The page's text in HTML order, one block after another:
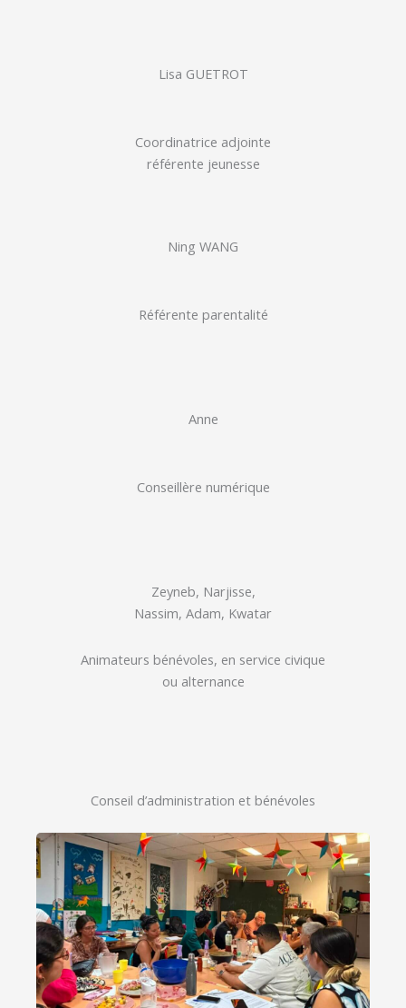
Lisa GUETROT
Coordinatrice adjointe
référente jeunesse
Ning WANG
Référente parentalité
Anne
Conseillère numérique
Zeyneb, Narjisse,
Nassim, Adam, Kwatar
Animateurs bénévoles, en service civique
ou alternance
Conseil d’administration et bénévoles